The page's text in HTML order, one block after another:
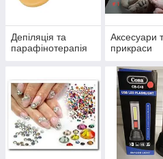
Депіляція та
парафінотерапія
Аксесуари
прикраси